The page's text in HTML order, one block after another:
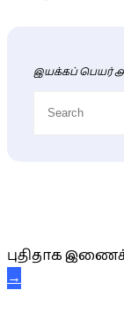
இயக்கப் பெயர்
புதிதாக
→